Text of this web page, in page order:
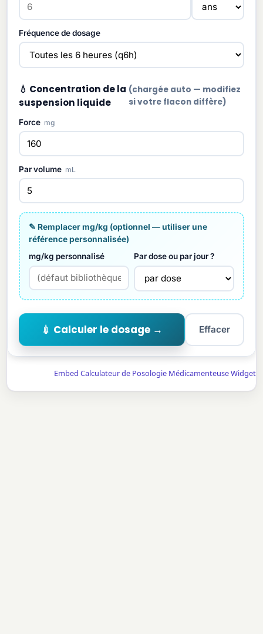
Fréquence de dosage
💧 Concentration de la
suspension liquide
(chargée auto — modifiez
si votre flacon diffère)
Force mg
Par volume mL
✎ Remplacer mg/kg (optionnel — utiliser une
référence personnalisée)
mg/kg personnalisé
Par dose ou par jour ?
💉 Calculer le dosage → Effacer
Embed Calculateur de Posologie Médicamenteuse Widget